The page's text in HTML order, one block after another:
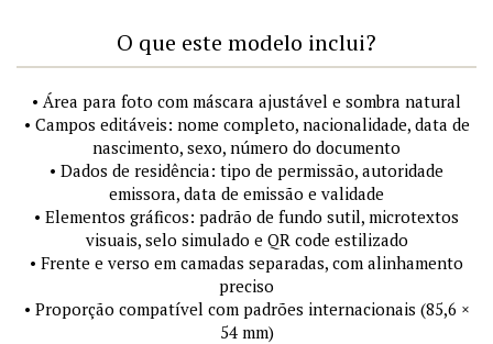
O que este modelo inclui?
• Área para foto com máscara ajustável e sombra natural
• Campos editáveis: nome completo, nacionalidade, data de
nascimento, sexo, número do documento
• Dados de residência: tipo de permissão, autoridade
emissora, data de emissão e validade
• Elementos gráficos: padrão de fundo sutil, microtextos
visuais, selo simulado e QR code estilizado
• Frente e verso em camadas separadas, com alinhamento
preciso
• Proporção compatível com padrões internacionais (85,6 ×
54 mm)